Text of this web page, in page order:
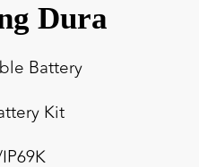
Dura
Battery
Kit